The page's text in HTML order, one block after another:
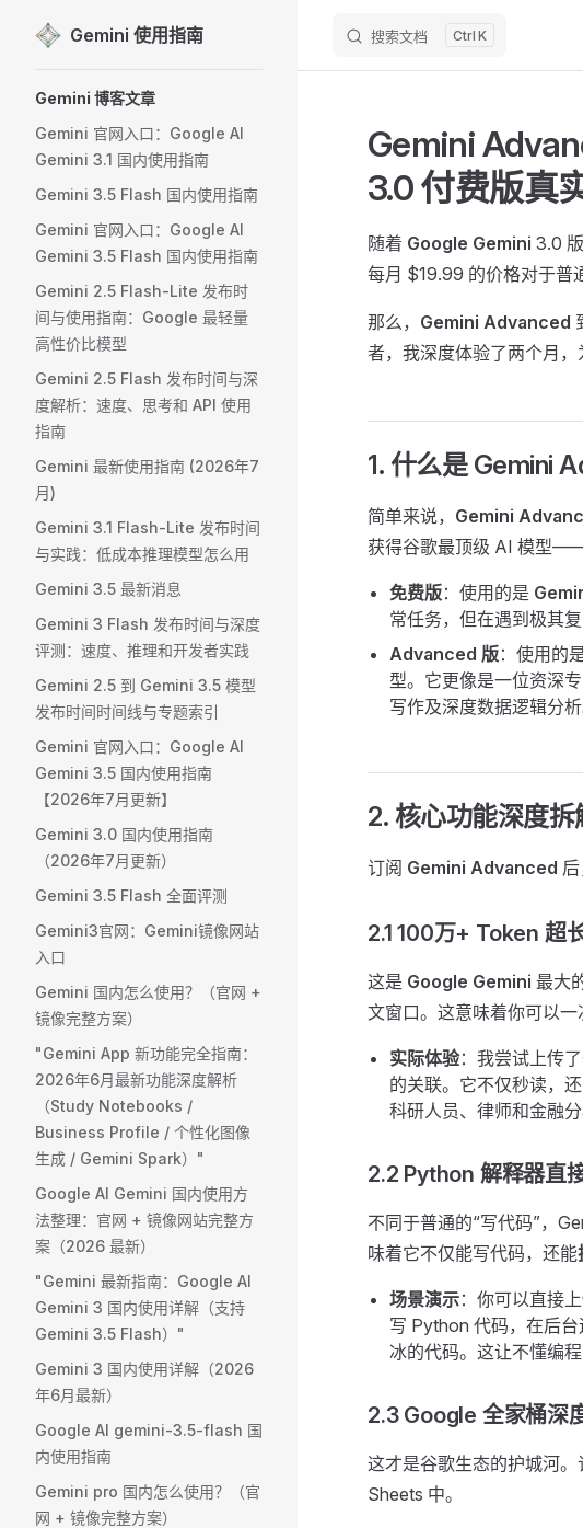
Skip to content
Gemini 使用指南 搜索文档 K
Gemini 博客文章
Gemini 官网入口：Google AI
Gemini 3.1 国内使用指南
Gemini 3.5 Flash 国内使用指南
Gemini 官网入口：Google AI
Gemini 3.5 Flash 国内使用指南
Gemini 2.5 Flash-Lite 发布时
间与使用指南：Google 最轻量
高性价比模型
Gemini 2.5 Flash 发布时间与深
度解析：速度、思考和 API 使用
指南
Gemini 最新使用指南 (2026年7
月)
Gemini 3.1 Flash-Lite 发布时间
与实践：低成本推理模型怎么用
Gemini 3.5 最新消息
Gemini 3 Flash 发布时间与深度
评测：速度、推理和开发者实践
Gemini 2.5 到 Gemini 3.5 模型
发布时间时间线与专题索引
Gemini 官网入口：Google AI
Gemini 3.5 国内使用指南
【2026年7月更新】
Gemini 3.0 国内使用指南
（2026年7月更新）
Gemini 3.5 Flash 全面评测
Gemini3官网：Gemini镜像网站
入口
Gemini 国内怎么使用？（官网 +
镜像完整方案） ​
"Gemini App 新功能完全指南：
2026年6月最新功能深度解析
（Study Notebooks /
Business Profile / 个性化图像
生成 / Gemini Spark）"
Google AI Gemini 国内使用方
法整理：官网 + 镜像网站完整方
案（2026 最新）
"Gemini 最新指南：Google AI
Gemini 3 国内使用详解（支持
Gemini 3.5 Flash）"
Gemini 3 国内使用详解（2026
年6月最新）
Google AI gemini-3.5-flash 国
内使用指南
Gemini pro 国内怎么使用？（官
网 + 镜像完整方案） ​
Gemini
3.0 付费版真
随着 Google Gemini 3.0
每月 $19.99 的价格对于普
那么， Gemini Advanced
者，我深度体验了两个月
1. 什么是 Gemini
简单来说， Gemini
获得谷歌最顶级 AI 模型
免费版：使用的是
常任务，但在遇到极其
Advanced 版：使用的
型。它更像是一位资深
写作及深度数据逻辑分析
2. 核心功能深度
订阅 Gemini Advanced
2.1 100万+ Token 超
这是 Google Gemini 最大
文窗口。这意味着你可以一
实际体验：我尝试上传
的关联。它不仅秒读，
科研人员、律师和金融
2.2 Python 解释器直
不同于普通的“写代码”，
味着它不仅能写代码，还能
场景演示：你可以直接
写 Python 代码，在后
冰的代码。这让不懂编
2.3 Google 全家桶深
这才是谷歌生态的护城河
Sheets 中。